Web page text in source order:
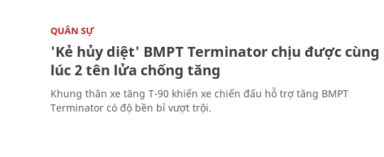
QUÂN SỰ
'Kẻ hủy diệt' BMPT Terminator chịu được cùng
lúc 2 tên lửa chống tăng
Khung thân xe tăng T-90 khiến xe chiến đấu hỗ trợ tăng BMPT
Terminator có độ bền bỉ vượt trội.